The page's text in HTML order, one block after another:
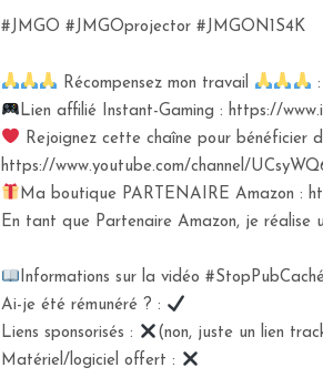
#JMGO #JMGOprojector #JMGON1S4K
Récompensez mon travail
:
Lien affilié Instant-Gaming : https://
Rejoignez cette chaîne pour bénéficier
https://www.youtube.com/channel/
Ma boutique PARTENAIRE Amazon :
En tant que Partenaire Amazon, je réalise
Informations sur la vidéo
Ai-je été rémunéré ? :
Liens sponsorisés :
(non, juste un lien
Matériel/logiciel offert :